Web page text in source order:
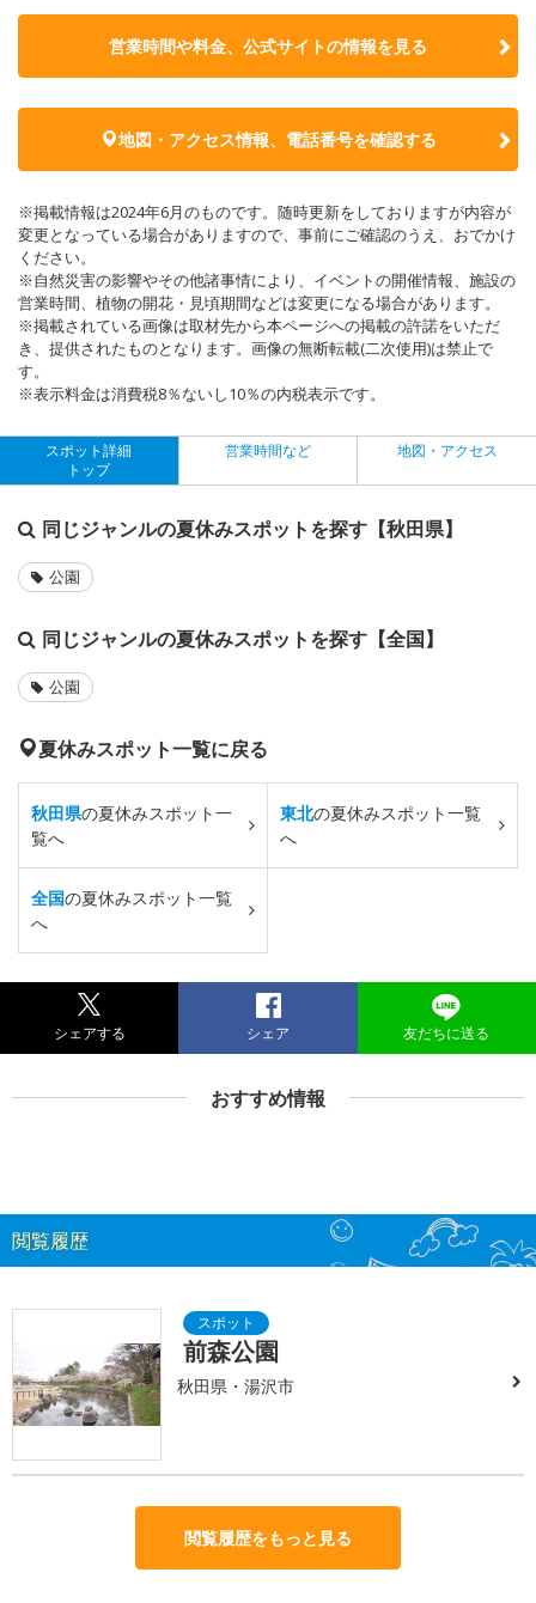
営業時間や料金、公式サイトの情報を見る
地図・アクセス情報、電話番号を確認する
※掲載情報は2024年6月のものです。随時更新をしておりますが内容が
変更となっている場合がありますので、事前にご確認のうえ、おでかけ
ください。
※自然災害の影響やその他諸事情により、イベントの開催情報、施設の
営業時間、植物の開花・見頃期間などは変更になる場合があります。
※掲載されている画像は取材先から本ページへの掲載の許諾をいただ
き、提供されたものとなります。画像の無断転載(二次使用)は禁止で
す。
※表示料金は消費税8％ないし10％の内税表示です。
スポット詳細
トップ
営業時間など 地図・アクセス
同じジャンルの夏休みスポットを探す【秋田県】
公園
同じジャンルの夏休みスポットを探す【全国】
公園
夏休みスポット一覧に戻る
秋田県の夏休みスポット一
覧へ
東北の夏休みスポット一覧
へ
全国の夏休みスポット一覧
へ
シェアする シェア 友だちに送る
おすすめ情報
閲覧履歴
前森公園
秋田県・湯沢市
閲覧履歴をもっと見る